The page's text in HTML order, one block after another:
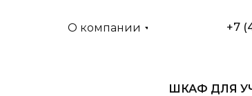
+7
О компании
ШКАФ ДЛЯ